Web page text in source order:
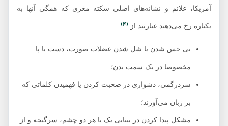
آمریکا، علائم و نشانه‌های اصلی سکته مغزی که همگی آنها به
یکباره رخ می‌دهند عبارتند از:(4)
بی حس شدن یا شل شدن عضلات صورت، دست یا پا
مخصوصا در یک سمت بدن؛
سردرگمی، دشواری در صحبت کردن یا فهمیدن کلماتی که
بر زبان می‌آورند؛
مشکل پیدا کردن در بینایی یک یا هر دو چشم، سرگیجه و از